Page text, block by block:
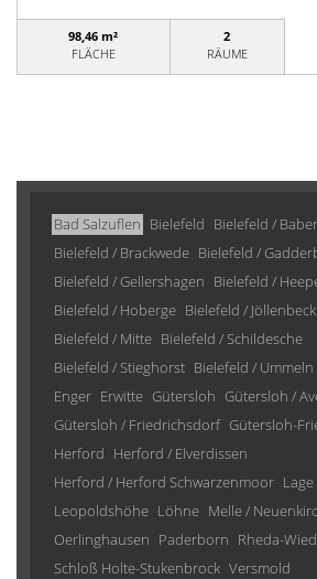
98,46 m²
FLÄCHE
2
RÄUME
Bad Salzuflen Bielefeld Bielefeld /
Bielefeld / Brackwede Bielefeld /
Bielefeld / Gellershagen Bielefeld /
Bielefeld / Hoberge Bielefeld / Jöllenbeck
Bielefeld / Mitte Bielefeld / Schildesche
Bielefeld / Stieghorst Bielefeld / Ummeln
Enger Erwitte Gütersloh Gütersloh /
Gütersloh / Friedrichsdorf Gütersloh-
Herford Herford / Elverdissen
Herford / Herford Schwarzenmoor Lage
Leopoldshöhe Löhne Melle /
Oerlinghausen Paderborn Rheda-
Schloß Holte-Stukenbrock Versmold